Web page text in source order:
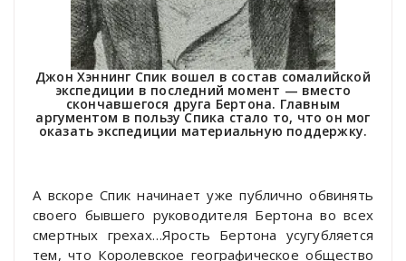
Джон Хэннинг Спик вошел в состав сомалийской
экспедиции в последний момент — вместо
скончавшегося друга Бертона. Главным
аргументом в пользу Спика стало то, что он мог
оказать экспедиции материальную поддержку.
А вскоре Спик начинает уже публично обвинять
своего бывшего руководителя Бертона во всех
смертных грехах…Ярость Бертона усугубляется
тем, что Королевское географическое общество